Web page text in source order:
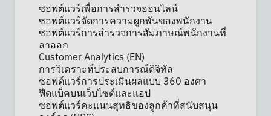
ซอฟต์แวร์เพื่อการสำรวจออนไลน์
ซอฟต์แวร์จัดการความผูกพันของพนักงาน
ซอฟต์แวร์การสำรวจการสัมภาษณ์พนักงานที่
ลาออก
Customer Analytics (EN)
การวิเคราะห์ประสบการณ์ดิจิทัล
ซอฟต์แวร์การประเมินผลแบบ 360 องศา
ฟีดแบ็คบนเว็บไซต์และแอป
ซอฟต์แวร์คะแนนสุทธิของลูกค้าที่สนับสนุน